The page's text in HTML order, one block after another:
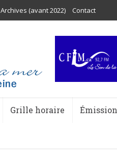
Archives (avant 2022) Contact
Grille horaire